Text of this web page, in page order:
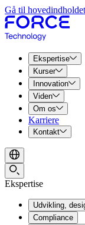
Gå til hovedindholdet
Ekspertise
Kurser
Innovation
Viden
Om os
Karriere
Kontakt
Ekspertise
Udvikling,
Compliance